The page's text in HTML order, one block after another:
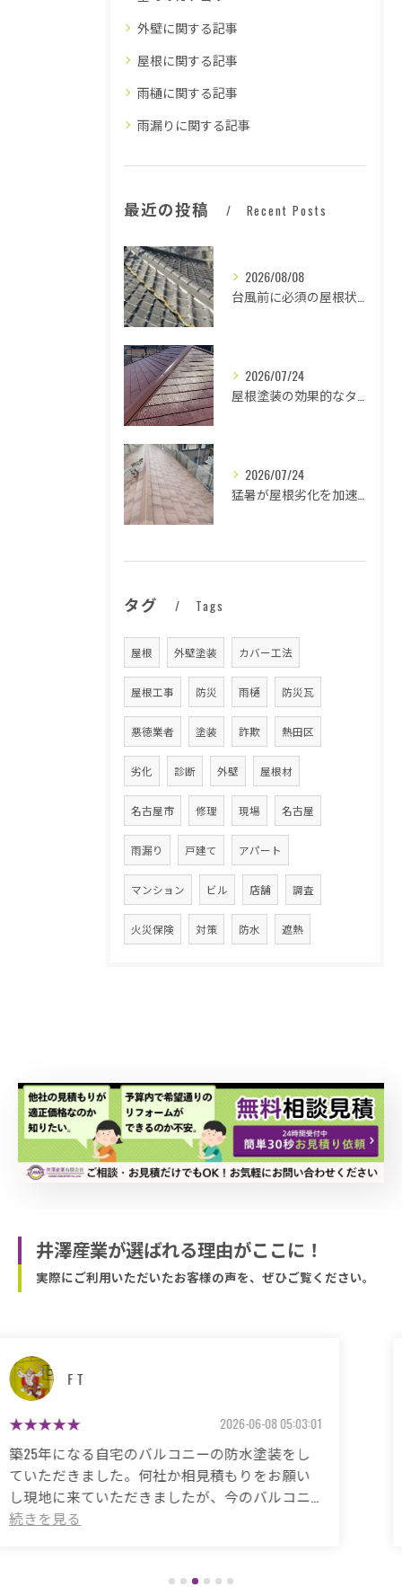
外壁に関する記事
屋根に関する記事
雨樋に関する記事
雨漏りに関する記事
最近の投稿 Recent Posts
2026/08/08
2026/07/24
2026/07/24
タグ Tags
屋根 外壁塗装 カバー工法
屋根工事 防災 雨樋 防災瓦
悪徳業者 塗装 詐欺 熱田区
劣化 診断 外壁 屋根材
名古屋市 修理 現場 名古屋
雨漏り 戸建て アパート
マンション ビル 店舗 調査
火災保険 対策 防水 遮熱
井澤産業が選ばれる理由がここに！
実際にご利用いただいたお客様の声を、ぜひご覧ください。
2026-05-26 06:48:59
築50年の自宅、20年程前から雨漏りに悩まされ
ていました。
これまで3度天井から雨漏りしてその都度雨漏り
箇所は修繕してもらいましたがスッキリ直った
がなく雨の日は憂鬱で仕方ありませんでした。